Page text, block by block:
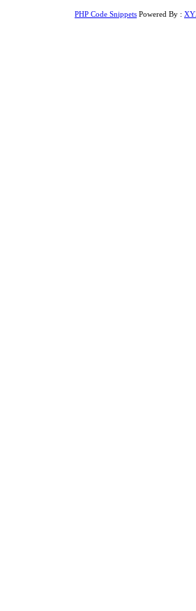
PHP Code Snippets Powered By :